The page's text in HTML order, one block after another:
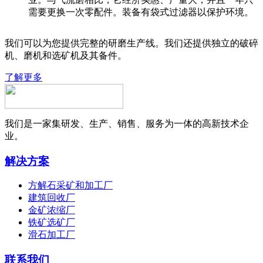
需要更换一次零配件。装备有袋式过滤器以保护环境。
我们可以为您提供完整的研磨生产线。我们还提供独立的破碎
机、磨机和选矿机及其备件。
了解更多
我们是一家集研发、生产、销售、服务为一体的高新技术企
业。
解决方案
方解石采矿和加工厂
建筑回收厂
金矿浓缩厂
铁矿选矿厂
滑石加工厂
联系我们